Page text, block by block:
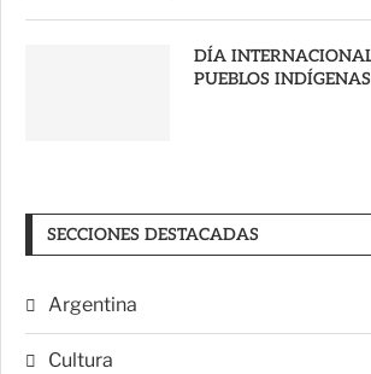
DÍA
PUEBLOS INDÍGENAS
SECCIONES DESTACADAS
Argentina
Cultura